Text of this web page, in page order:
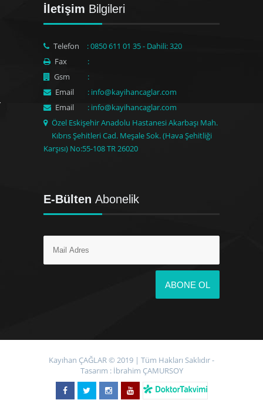
İletişim Bilgileri
Telefon
: 0850 611 01 35 - Dahili: 320
Fax
:
Gsm
:
Email
: info@kayihancaglar.com
Email
: info@kayihancaglar.com
Özel Eskişehir Anadolu Hastanesi Akarbaşı Mah.
Kıbrıs Şehitleri Cad. Meşale Sok. (Hava Şehitliği
Karşısı) No:55-108 TR 26020
E-Bülten Abonelik
Kayıhan ÇAĞLAR © 2019 | Tüm Hakları Saklıdır -
Tasarım : İbrahim ÇAMURSOY